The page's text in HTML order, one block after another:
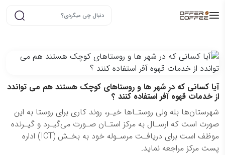
آیا کسانی که در شهر ها و روستاهای کوچک هستند هم می تواندد
از خدمات قهوه آفر استفاده کنند ؟
شهرستان‌ها بله ولی روستـاها خیـر، روند کاری برای روستا به این
صورت است که ارسـال به مرکز استـان صـورت می‌گیـرد و گیـرنده
موظف است برای دریافـت مرسـوله خود به بخـش (ICT) اداره
پست مرکز مراجعه نماید.